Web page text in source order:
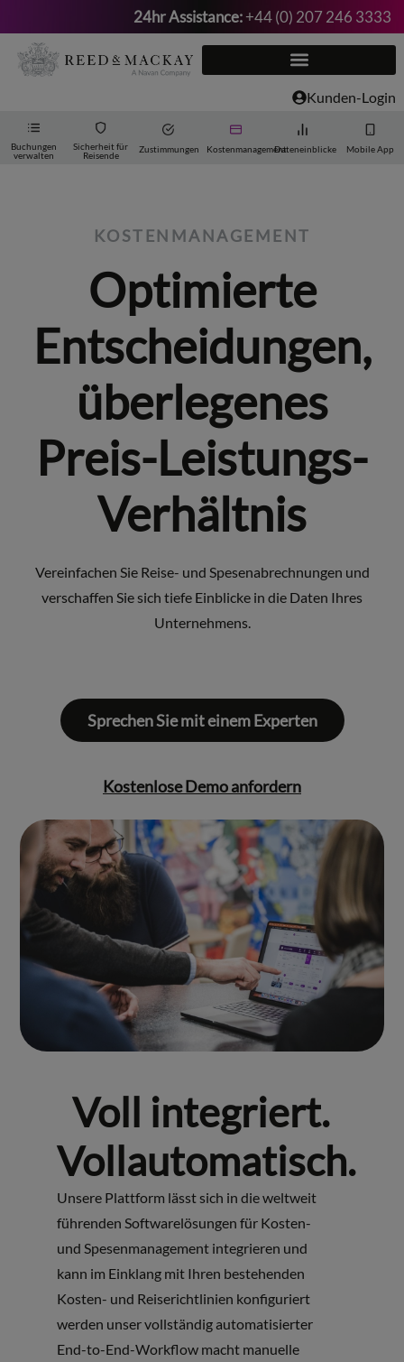
Zum
Inhalt
24hr Assistance:+44 (0) 207 246 3333
Kunden-Login
Buchungen
verwalten
Sicherheit für
Reisende
Zustimmungen KostenmanagementDateneinblicke Mobile App
KOSTENMANAGEMENT
Optimierte
Entscheidungen,
überlegenes
Preis-Leistungs-
Verhältnis
Vereinfachen Sie Reise- und Spesenabrechnungen und
verschaffen Sie sich tiefe Einblicke in die Daten Ihres
Unternehmens.
Sprechen Sie mit einem Experten
Kostenlose Demo anfordern
Voll integriert.
Vollautomatisch.
Unsere Plattform lässt sich in die weltweit
führenden Softwarelösungen für Kosten-
und Spesenmanagement integrieren und
kann im Einklang mit Ihren bestehenden
Kosten- und Reiserichtlinien konfiguriert
werden unser vollständig automatisierter
End-to-End-Workflow macht manuelle